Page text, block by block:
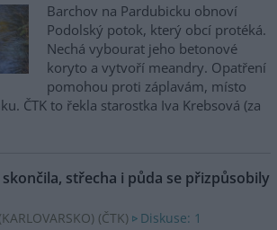
Barchov na Pardubicku obnoví
Podolský potok, který obcí protéká.
Nechá vybourat jeho betonové
koryto a vytvoří meandry. Opatření
pomohou proti záplavám, místo
ČTK to řekla starostka Iva Krebsová (za
střecha i půda se přizpůsobily
(ČTK) Diskuse: 1